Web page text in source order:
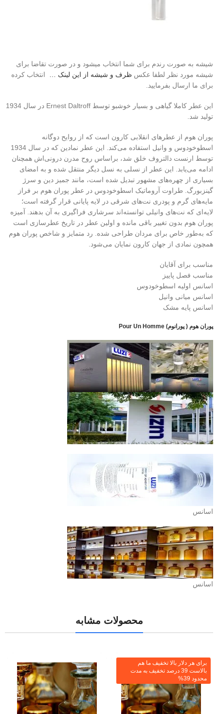
شیشه به صورت رندم برای شما انتخاب میشود و در صورت تقاضا برای
شیشه مورد نظر لطفا عکس ظرف و شیشه از این لینک …
انتخاب کرده
برای ما ارسال بفرمایید.
این عطر کاملا گیاهی و بسیار خوشبو توسط Ernest Daltroff در سال 1934
تولید شد.
پوران هوم از عطرهای انقلابی کارون است که از روایح دوگانه
اسطوخودوس و وانیل استفاده می‌کند. این عطر نمادین که در سال 1934
توسط ارنست دالتروف خلق شد، براساس روح مدرن درونی‌اش همچنان
ادامه می‌یابد. این عطر از نسلی به نسل دیگر منتقل شده و به امضای
بسیاری از چهره‌های مشهور تبدیل شده است، مانند جمیز دین و سرژ
گینزبورگ. طراوت آروماتیک اسطوخودوس در عطر پوران هوم بر فراز
مایه‌های گرم و پودری نت‌های شرقی در لایه پایانی قرار گرفته است؛
لایه‌ای که نت‌های وانیلی توانسته‌اند سرشاری فراگیری به آن بدهند. آمیزه
پوران هوم بدون تغییر باقی مانده و اولین عطر در تاریخ عطرسازی است
که به‌طور خاص برای مردان طراحی شده. رد متمایز و شاخص پوران هوم
همچون نمادی از جهان کارون نمایان می‌شود.
مناسب برای آقایان
مناسب فصل پاییز
اسانس اولیه اسطوخودوس
اسانس میانی وانیل
اسانس پایه مشک
پوران هوم ( پورانوم) Pour Un Homme
اسانس
اسانس
محصولات مشابه
برای هر دلار بالا تخفیف ما هم
بالاست 39 درصد تخفیف به مدت
محدود 39%